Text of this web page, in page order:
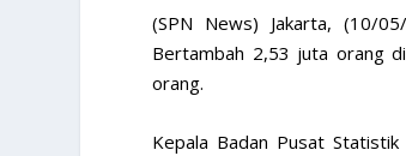
(SPN News) Jakarta, (10/
Bertambah 2,53 juta orang
orang.
Kepala Badan Pusat